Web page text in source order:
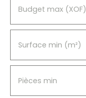
Budget max (XOF)
Surface min (m²)
Pièces min